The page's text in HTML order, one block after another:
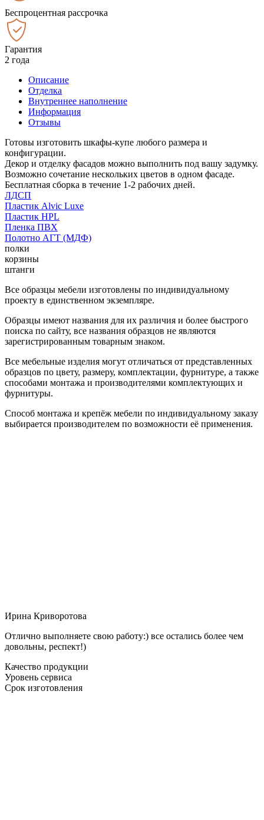
Беспроцентная рассрочка
Гарантия
2 года
Описание
Отделка
Внутреннее наполнение
Информация
Отзывы
Готовы изготовить шкафы-купе любого размера и
конфигурации.
Декор и отделку фасадов можно выполнить под вашу задумку.
Возможно сочетание нескольких цветов в одном фасаде.
Бесплатная сборка в течение 1-2 рабочих дней.
ЛДСП
Пластик Alvic Luxe
Пластик HPL
Пленка ПВХ
Полотно АГТ (МДФ)
полки
корзины
штанги
Все образцы мебели изготовлены по индивидуальному
проекту в единственном экземпляре.
Образцы имеют названия для их различия и более быстрого
поиска по сайту, все названия образцов не являются
зарегистрированным товарным знаком.
Все мебельные изделия могут отличаться от представленных
образцов по цвету, размеру, комплектации, фурнитуре, а также
способами монтажа и производителями комплектующих и
фурнитуры.
Способ монтажа и крепёж мебели по индивидуальному заказу
выбирается производителем по возможности её применения.
Ирина Криворотова
Отлично выполняете свою работу:) все остались более чем
довольны, респект!)
Качество продукции
Уровень сервиса
Срок изготовления